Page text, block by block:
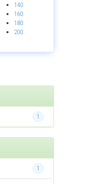
140
160
180
200
1
1